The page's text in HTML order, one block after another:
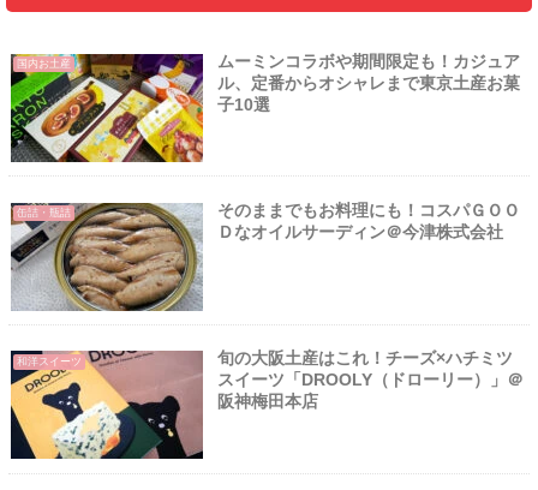
国内お土産
ムーミンコラボや期間限定も！カジュア
ル、定番からオシャレまで東京土産お菓
子10選
缶詰・瓶詰
そのままでもお料理にも！コスパＧＯＯ
Ｄなオイルサーディン＠今津株式会社
和洋スイーツ
旬の大阪土産はこれ！チーズ×ハチミツ
スイーツ「DROOLY（ドローリー）」＠
阪神梅田本店